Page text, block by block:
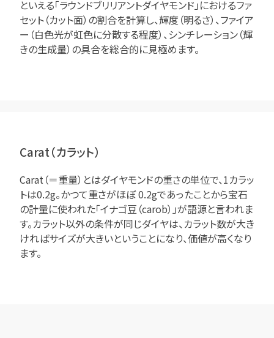
といえる「ラウンドブリリアントダイヤモンド」におけるファ
セット（カット面）の割合を計算し、輝度（明るさ）、ファイア
ー（白色光が虹色に分散する程度）、シンチレーション（輝
きの生成量）の具合を総合的に見極めます。
Carat（カラット）
Carat（＝重量）とはダイヤモンドの重さの単位で、1カラッ
トは0.2g。かつて重さがほぼ 0.2gであったことから宝石
の計量に使われた「イナゴ豆（carob）」が語源と言われま
す。カラット以外の条件が同じダイヤは、カラット数が大き
ければサイズが大きいということになり、価値が高くなり
ます。